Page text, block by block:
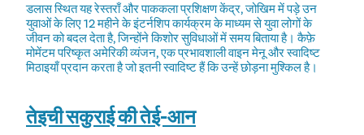
डलास स्थित यह रेस्तराँ और पाककला प्रशिक्षण केंद्र, जोखिम में पड़े उन
युवाओं के लिए 12 महीने के इंटर्नशिप कार्यक्रम के माध्यम से युवा लोगों के
जीवन को बदल देता है, जिन्होंने किशोर सुविधाओं में समय बिताया है। कैफ़े
मोमेंटम परिष्कृत अमेरिकी व्यंजन, एक प्रभावशाली वाइन मेनू और स्वादिष्ट
मिठाइयाँ प्रदान करता है जो इतनी स्वादिष्ट हैं कि उन्हें छोड़ना मुश्किल है।
तेइची सकुराई की तेई-आन